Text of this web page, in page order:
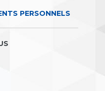
PERSONNELS